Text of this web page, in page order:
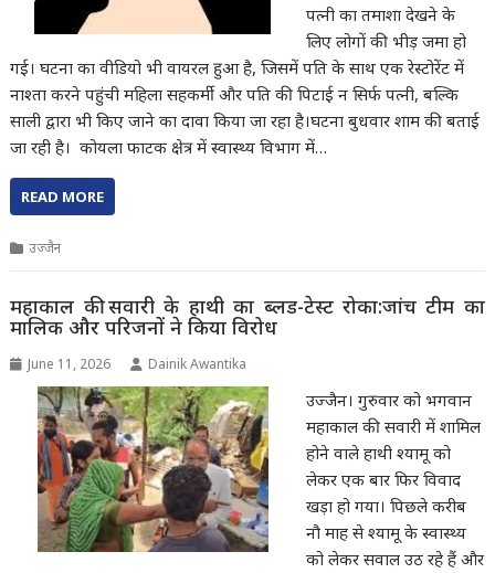
पत्नी का तमाशा देखने के
लिए लोगों की भीड़ जमा हो
गई। घटना का वीडियो भी वायरल हुआ है, जिसमें पति के साथ एक रेस्टोरेंट में
नाश्ता करने पहुंची महिला सहकर्मी और पति की पिटाई न सिर्फ पत्नी, बल्कि
साली द्वारा भी किए जाने का दावा किया जा रहा है।घटना बुधवार शाम की बताई
जा रही है। कोयला फाटक क्षेत्र में स्वास्थ्य विभाग में…
READ MORE
उज्जैन
महाकाल की सवारी के हाथी का ब्लड-टेस्ट रोका:जांच टीम का
मालिक और परिजनों ने किया विरोध
June 11, 2026 Dainik Awantika
उज्जैन। गुरुवार को भगवान
महाकाल की सवारी में शामिल
होने वाले हाथी श्यामू को
लेकर एक बार फिर विवाद
खड़ा हो गया। पिछले करीब
नौ माह से श्यामू के स्वास्थ्य
को लेकर सवाल उठ रहे हैं और